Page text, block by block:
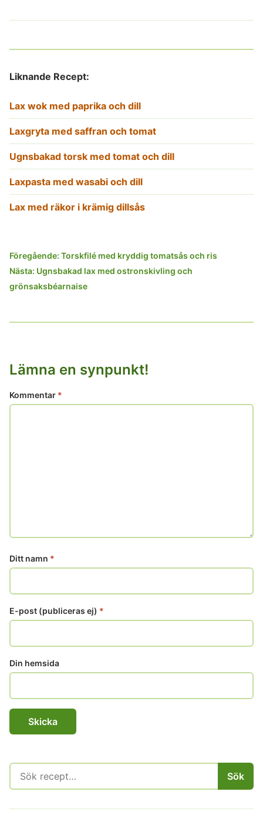
Liknande Recept:
Lax wok med paprika och dill
Laxgryta med saffran och tomat
Ugnsbakad torsk med tomat och dill
Laxpasta med wasabi och dill
Lax med räkor i krämig dillsås
Inläggsnavigering
Föregående: Torskfilé med kryddig tomatsås och ris
Nästa: Ugnsbakad lax med ostronskivling och
grönsaksbéarnaise
Lämna en synpunkt!
Kommentar *
Ditt namn *
E-post (publiceras ej) *
Din hemsida
Sök
efter:
Sök